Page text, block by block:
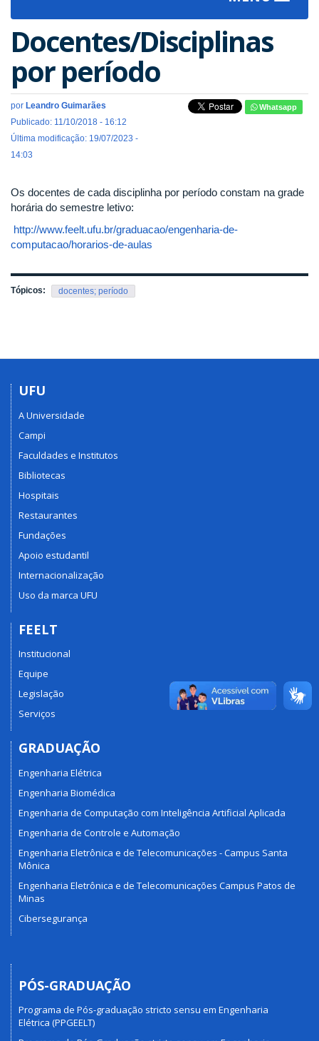
Docentes/Disciplinas
por período
por Leandro Guimarães
Publicado: 11/10/2018 - 16:12
Última modificação: 19/07/2023 -
14:03
Whatsapp
Os docentes de cada disciplinha por período constam na grade
horária do semestre letivo:
http://www.feelt.ufu.br/graduacao/engenharia-de-
computacao/horarios-de-aulas
Tópicos: docentes; período
UFU
A Universidade
Campi
Faculdades e Institutos
Bibliotecas
Hospitais
Restaurantes
Fundações
Apoio estudantil
Internacionalização
Uso da marca UFU
FEELT
Institucional
Equipe
Legislação
Serviços
GRADUAÇÃO
Engenharia Elétrica
Engenharia Biomédica
Engenharia de Computação com Inteligência Artificial Aplicada
Engenharia de Controle e Automação
Engenharia Eletrônica e de Telecomunicações - Campus Santa
Mônica
Engenharia Eletrônica e de Telecomunicações Campus Patos de
Minas
Cibersegurança
PÓS-GRADUAÇÃO
Programa de Pós-graduação stricto sensu em Engenharia
Elétrica (PPGEELT)